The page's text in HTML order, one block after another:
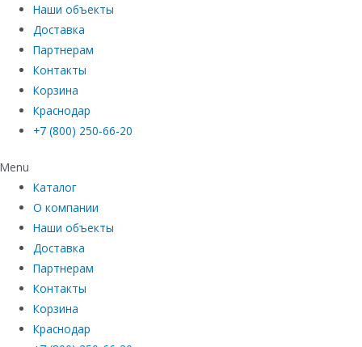
Наши объекты
Доставка
Партнерам
Контакты
Корзина
Краснодар
+7 (800) 250-66-20
Menu
Каталог
О компании
Наши объекты
Доставка
Партнерам
Контакты
Корзина
Краснодар